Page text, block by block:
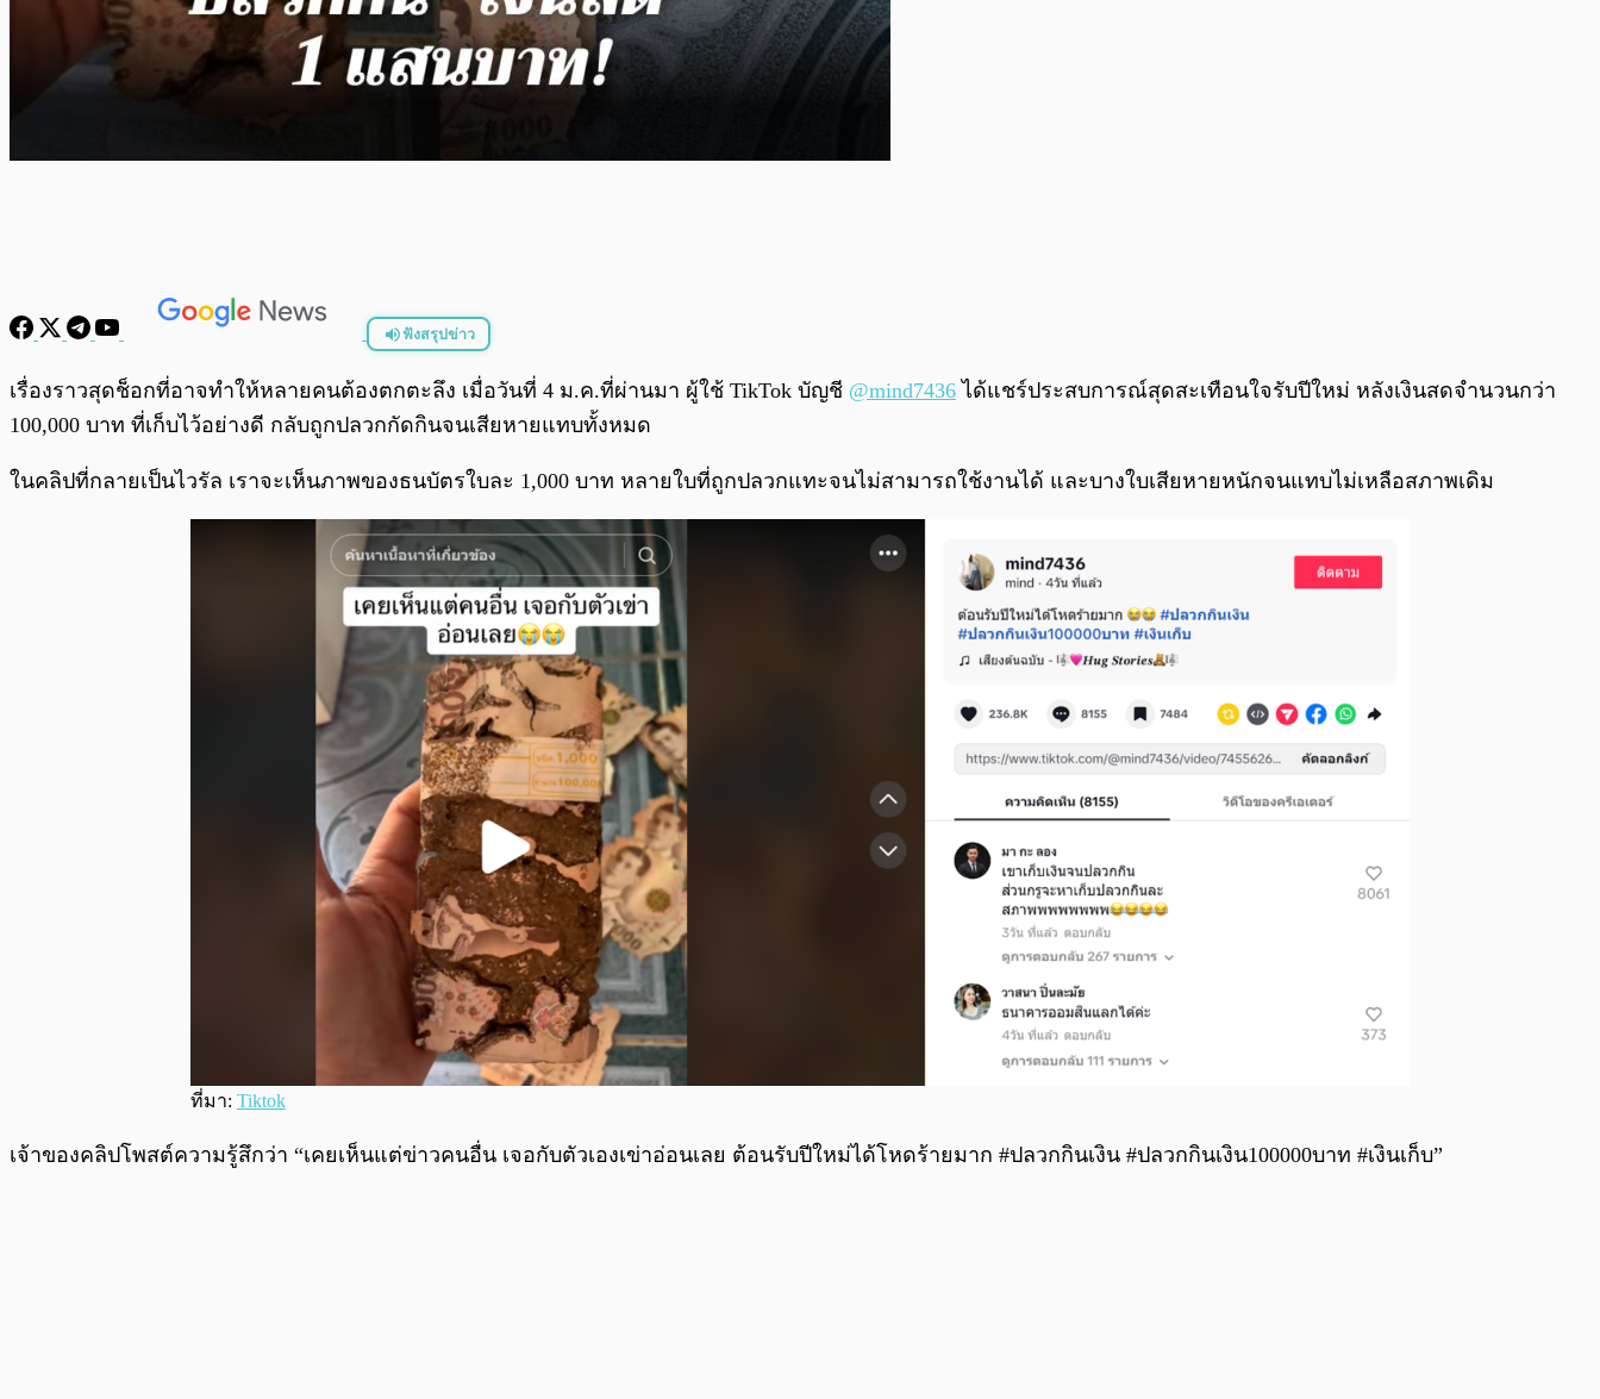
ฟังสรุปข่าว
พร้อมเล่น /
เรื่องราวสุดช็อกที่อาจทำให้หลายคนต้องตกตะลึง เมื่อวันที่ 4 ม.ค.ที่ผ่านมา ผู้ใช้ TikTok บัญชี @mind7436 ได้แชร์ประสบการณ์สุดสะเทือนใจรับปีใหม่ หลังเงินสดจำนวนกว่า
100,000 บาท ที่เก็บไว้อย่างดี กลับถูกปลวกกัดกินจนเสียหายแทบทั้งหมด
ในคลิปที่กลายเป็นไวรัล เราจะเห็นภาพของธนบัตรใบละ 1,000 บาท หลายใบที่ถูกปลวกแทะจนไม่สามารถใช้งานได้ และบางใบเสียหายหนักจนแทบไม่เหลือสภาพเดิม
ที่มา: Tiktok
เจ้าของคลิปโพสต์ความรู้สึกว่า “เคยเห็นแต่ข่าวคนอื่น เจอกับตัวเองเข่าอ่อนเลย ต้อนรับปีใหม่ได้โหดร้ายมาก #ปลวกกินเงิน #ปลวกกินเงิน100000บาท #เงินเก็บ”